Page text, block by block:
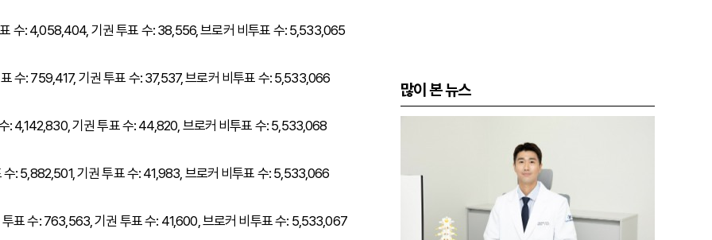
수: 4,058,404, 기권 투표 수: 38,556, 브로커 비투표 수: 5,533,065
수: 759,417, 기권 투표 수: 37,537, 브로커 비투표 수: 5,533,066
4,142,830, 기권 투표 수: 44,820, 브로커 비투표 수: 5,533,068
: 5,882,501, 기권 투표 수: 41,983, 브로커 비투표 수: 5,533,066
표 수: 763,563, 기권 투표 수: 41,600, 브로커 비투표 수: 5,533,067
많이 본 뉴스